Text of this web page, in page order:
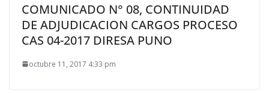
COMUNICADO N° 08, CONTINUIDAD
DE ADJUDICACION CARGOS PROCESO
CAS 04-2017 DIRESA PUNO
octubre 11, 2017 4:33 pm